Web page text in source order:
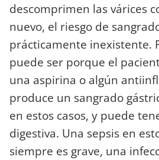
descomprimen las várices
nuevo, el riesgo de
prácticamente inexistente.
puede ser porque el
una aspirina o algún
produce un sangrado
en estos casos, y puede
digestiva. Una sepsis en
siempre es grave, una